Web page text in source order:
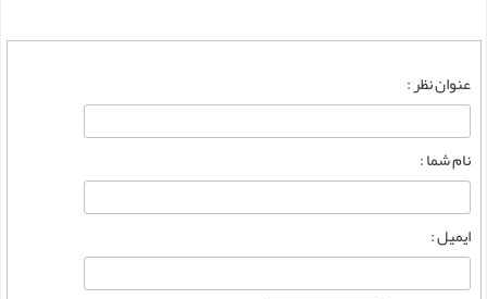
عنوان نظر :
نام شما :
ایمیل :